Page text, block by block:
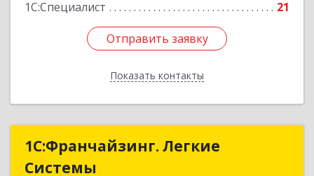
1С:Специалист
21
Отправить заявку
Показать контакты
Отправить заявку
Назад
1С:Франчайзинг. Легкие
Системы
1С:Франчайзинг. Легкие